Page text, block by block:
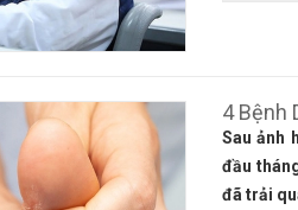
4 Bệnh
Sau ảnh
đầu
đã trải